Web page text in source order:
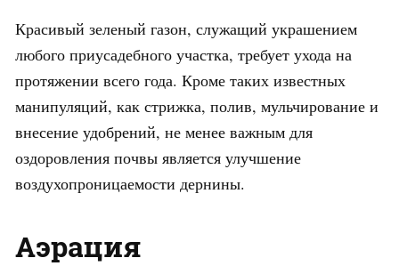
Красивый зеленый газон, служащий украшением
любого приусадебного участка, требует ухода на
протяжении всего года. Кроме таких известных
манипуляций, как стрижка, полив, мульчирование и
внесение удобрений, не менее важным для
оздоровления почвы является улучшение
воздухопроницаемости дернины.
Аэрация